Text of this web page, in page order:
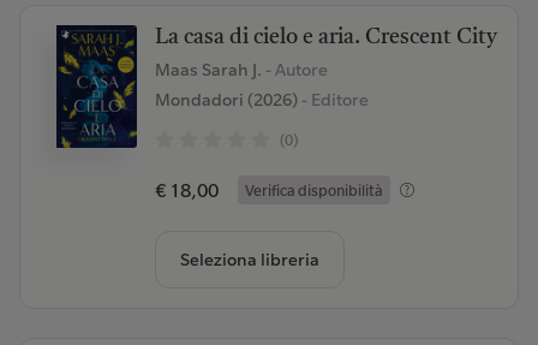
La casa di cielo e aria. Crescent City
Maas Sarah J. - Autore
Mondadori (2026)- Editore
(0)
€ 18,00 Verifica disponibilità
Seleziona libreria